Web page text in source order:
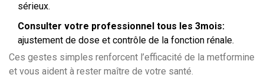
sérieux.
Consulter votre professionnel tous les 3mois:
ajustement de dose et contrôle de la fonction rénale.
Ces gestes simples renforcent l’efficacité de la metformine
et vous aident à rester maître de votre santé.